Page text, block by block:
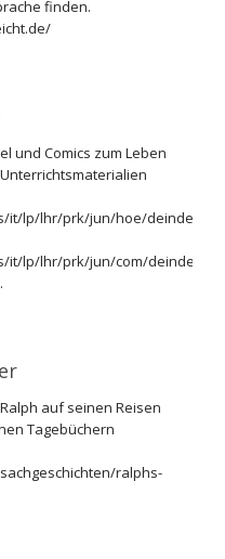
finden.
und Comics zum Leben
it/lp/lhr/prk/jun/hoe/
it/lp/lhr/prk/jun/com/
auf seinen Reisen
Tagebüchern
ralphs-